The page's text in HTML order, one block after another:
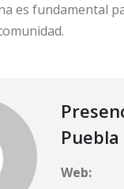
es fundamental
Puebla
Web: